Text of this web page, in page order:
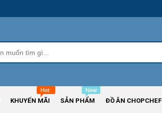
KHUYẾN MÃI SẢN PHẨM ĐỒ ĂN CHOPCHEF